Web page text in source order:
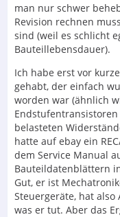
man nur schwer
Revision rechnen
sind (weil es schlicht
Bauteillebensdauer).
Ich habe erst vor
gehabt, der einfach
worden war (ähnlich
belasteten
hatte auf ebay ein
dem Service Manual
Bauteildatenblättern
Gut, er ist
Steuergeräte, hat
was er tut. Aber das